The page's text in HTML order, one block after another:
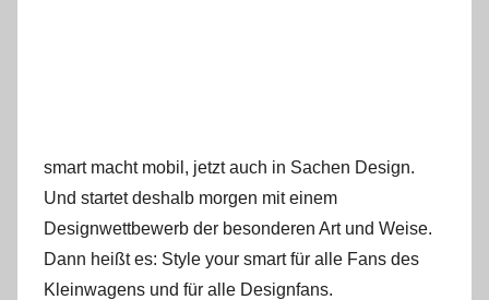
smart macht mobil, jetzt auch in Sachen Design.
Und startet deshalb morgen mit einem
Designwettbewerb der besonderen Art und Weise.
Dann heißt es: Style your smart für alle Fans des
Kleinwagens und für alle Designfans.